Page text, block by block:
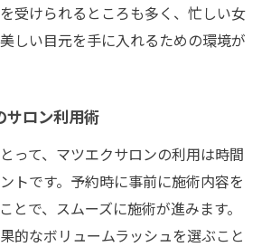
受けられるところも多く、忙しい女
しい目元を手に入れるための環境が
サロン利用術
って、マツエクサロンの利用は時間
トです。予約時に事前に施術内容を
とで、スムーズに施術が進みます。
的なボリュームラッシュを選ぶこと